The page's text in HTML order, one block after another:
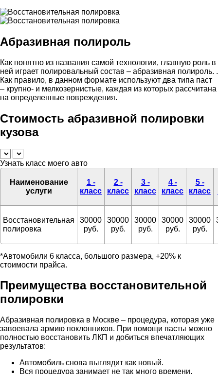
Абразивная полироль
Как понятно из названия самой технологии, главную роль в
ней играет полировальный состав – абразивная полироль. .
Как правило, в данном формате используют два типа паст
– крупно- и мелкозернистые, каждая из которых рассчитана
на определенные повреждения.
Стоимость абразивной полировки
кузова
Узнать класс моего авто
Наименование
услуги
1 -
класс
2 -
класс
3 -
класс
4 -
класс
5 -
класс
Восстановительная
полировка
30000
руб.
30000
руб.
30000
руб.
30000
руб.
30000
руб.
*Автомобили 6 класса, большого размера, +20% к
стоимости прайса.
Преимущества восстановительной
полировки
Абразивная полировка в Москве – процедура, которая уже
завоевала армию поклонников. При помощи пасты можно
полностью восстановить ЛКП и добиться впечатляющих
результатов:
Автомобиль снова выглядит как новый.
Вся процедура занимает не так много времени.